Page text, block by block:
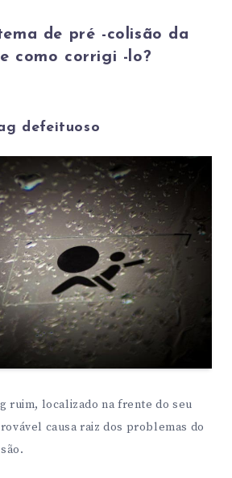
de pré -colisão da
como corrigi -lo?
defeituoso
ruim, localizado na frente do seu
causa raiz dos problemas do